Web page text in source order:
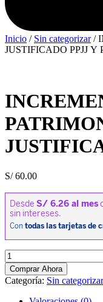
Inicio / Sin categorizar/
JUSTIFICADO PPJJ Y
S/60.00
INCREMENTO
PATRIMONIAL
NO
JUSTIFICADO
PPJJ
Comprar Ahora
Categoría: Sin categorizar